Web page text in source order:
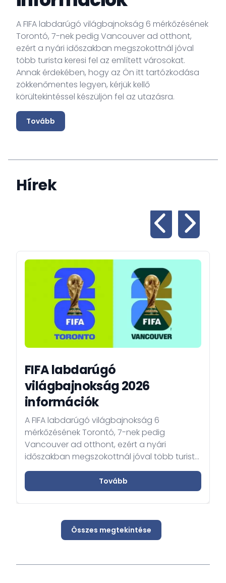
A FIFA labdarúgó világbajnokság 6 mérkőzésének
Torontó, 7-nek pedig Vancouver ad otthont,
ezért a nyári időszakban megszokottnál jóval
több turista keresi fel az említett városokat.
Annak érdekében, hogy az Ön itt tartózkodása
zökkenőmentes legyen, kérjük kellő
körültekintéssel készüljön fel az utazásra.
Tovább
Hírek
FIFA labdarúgó
világbajnokság 2026
információk
A FIFA labdarúgó világbajnokság 6
mérkőzésének Torontó, 7-nek pedig
Vancouver ad otthont, ezért a nyári
időszakban megszokottnál jóval több turista
keresi fel az említett városokat. Annak
érdekében, hogy az Ön itt tartózkodása
zökkenőmentes legyen, kérjük kellő
körültekintéssel készüljön fel az utazásra.
Tovább
Összes megtekintése